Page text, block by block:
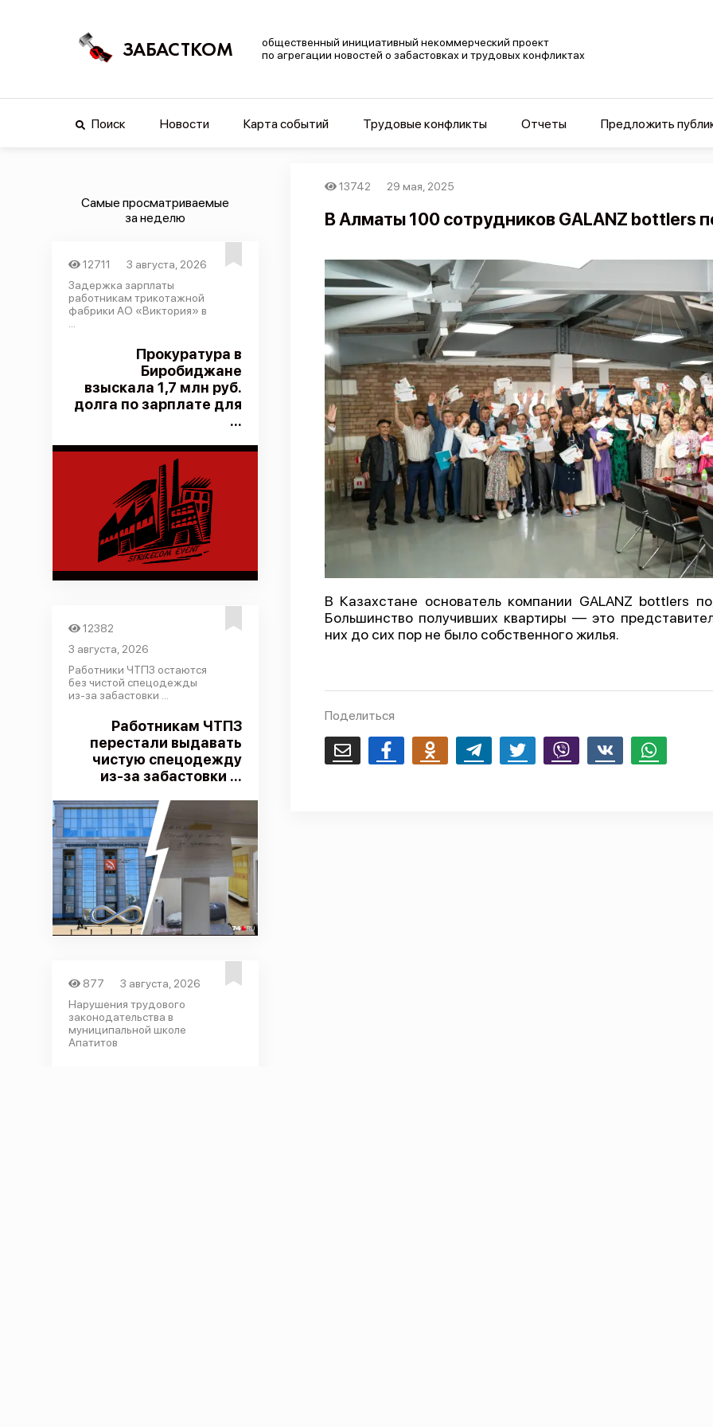
ЗАБАСТКОМ
общественный инициативный некоммерческий проект
по агрегации новостей о забастовках и трудовых конфликтах
Поиск Новости Карта событий Трудовые конфликты Отчеты Предложить
Самые просматриваемые
за неделю
12711
3 августа, 2026
Задержка зарплаты
работникам трикотажной
фабрики АО «Виктория» в
Прокуратура в
Биробиджане
взыскала 1,7 млн руб.
долга по зарплате для
...
12382
3 августа, 2026
Работники ЧТПЗ остаются
без чистой спецодежды
из-за забастовки ...
Работникам ЧТПЗ
перестали выдавать
чистую спецодежду
из-за забастовки ...
877
3 августа, 2026
Нарушения трудового
законодательства в
муниципальной школе
Апатитов
13742 29 мая, 2025
В Алматы 100 сотрудников GALANZ bottlers
В Казахстане основатель компании GALANZ bottlers
Большинство получивших квартиры — это
них до сих пор не было собственного жилья.
Поделиться
Email FacebookOdnoklassnikiTelegram Twitter Viber Whatsapp